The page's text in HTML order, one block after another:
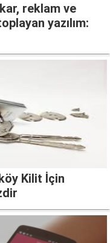
reklam ve
yazılım:
Kilit İçin